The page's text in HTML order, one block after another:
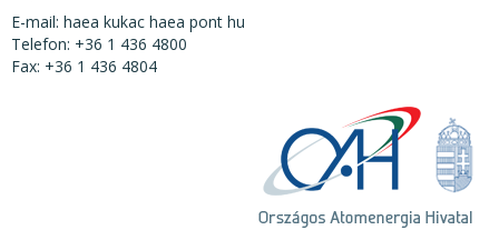
E-mail: haea kukac haea pont hu
Telefon: +36 1 436 4800
Fax: +36 1 436 4804